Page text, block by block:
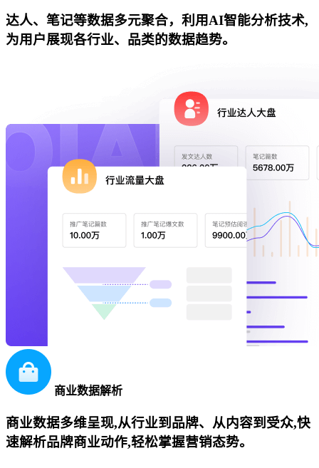
达人、笔记等数据多元聚合，利用AI智能分析技术,
为用户展现各行业、品类的数据趋势。
商业数据解析
商业数据多维呈现,从行业到品牌、从内容到受众,快
速解析品牌商业动作,轻松掌握营销态势。